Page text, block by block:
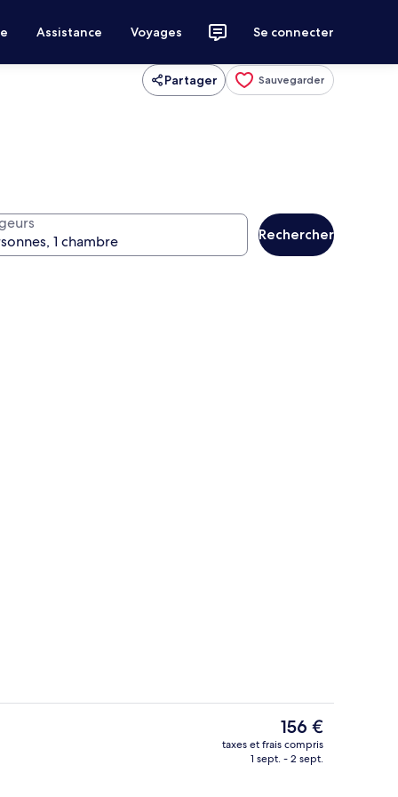
Assistance Voyages Se connecter
Partager Sauvegarder
Rechercher
Le
prix
actuel
156 €
taxes et frais compris
1 sept. - 2 sept.